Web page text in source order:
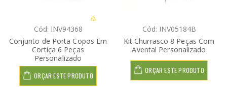
Cód: INV94368
Conjunto de Porta Copos Em
Cortiça 6 Peças
Personalizado
ORÇAR ESTE PRODUTO
Cód: INV05184B
Kit Churrasco 8 Peças Com
Avental Personalizado
ORÇAR ESTE PRODUTO